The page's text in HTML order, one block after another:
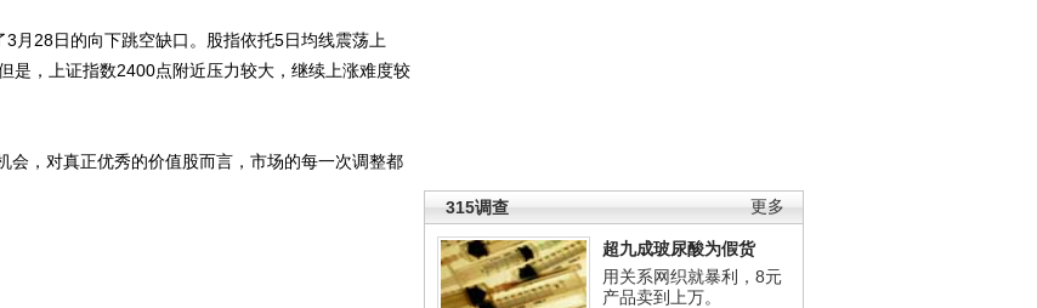
更多
315调查
超九成玻尿酸为假货
用关系网织就暴利，8元
产品卖到上万。
28日的向下跳空缺口。股指依托5日均线震荡上
是，上证指数2400点附近压力较大，继续上涨难度较
，对真正优秀的价值股而言，市场的每一次调整都